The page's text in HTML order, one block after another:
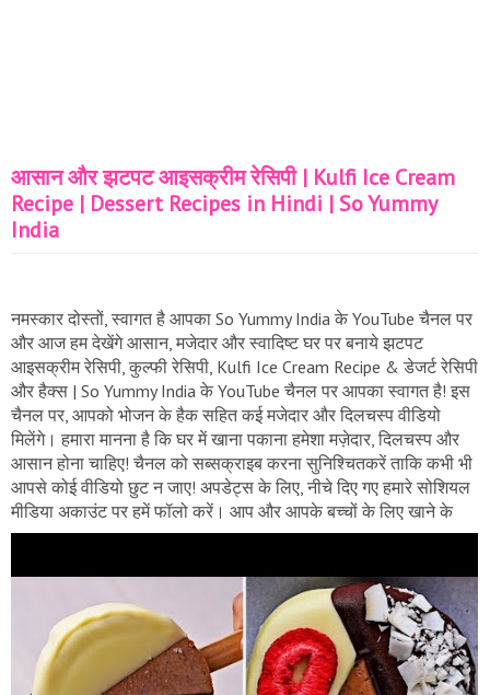
आसान और झटपट आइसक्रीम रेसिपी | Kulfi Ice Cream
Recipe | Dessert Recipes in Hindi | So Yummy
India
नमस्कार दोस्तों, स्वागत है आपका So Yummy India के YouTube चैनल पर
और आज हम देखेंगे आसान, मजेदार और स्वादिष्ट घर पर बनाये झटपट
आइसक्रीम रेसिपी, कुल्फी रेसिपी, Kulfi Ice Cream Recipe & डेजर्ट रेसिपी
और हैक्स | So Yummy India के YouTube चैनल पर आपका स्वागत है! इस
चैनल पर, आपको भोजन के हैक सहित कई मजेदार और दिलचस्प वीडियो
मिलेंगे। हमारा मानना ​​है कि घर में खाना पकाना हमेशा मज़ेदार, दिलचस्प और
आसान होना चाहिए! चैनल को सब्सक्राइब करना सुनिश्चितकरें ताकि कभी भी
आपसे कोई वीडियो छुट न जाए! अपडेट्स के लिए, नीचे दिए गए हमारे सोशियल
मीडिया अकाउंट पर हमें फॉलो करें। आप और आपके बच्चों के लिए खाने के
मजेदार वीडियो! By First Media व्यावसायिक पूछताछ के लिए,
#icecreamrecipe